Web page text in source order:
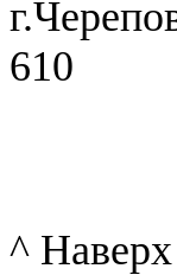
610
^ Наверх